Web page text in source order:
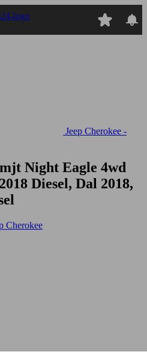
Jeep Cherokee -
Night Eagle 4wd
2018 Diesel, Dal 2018,
Cherokee